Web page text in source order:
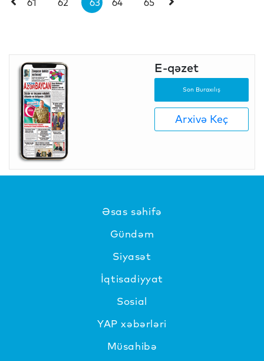
E-qəzet
Son Buraxılış
Arxivə Keç
Əsas səhifə
Gündəm
Siyasət
İqtisadiyyat
Sosial
YAP xəbərləri
Müsahibə